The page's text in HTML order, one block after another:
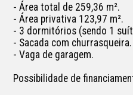
- Área total de 259,36 m².
- Área privativa 123,97 m².
- 3 dormitórios (sendo 1
- Sacada com churrasqueira.
- Vaga de garagem.
Possibilidade de